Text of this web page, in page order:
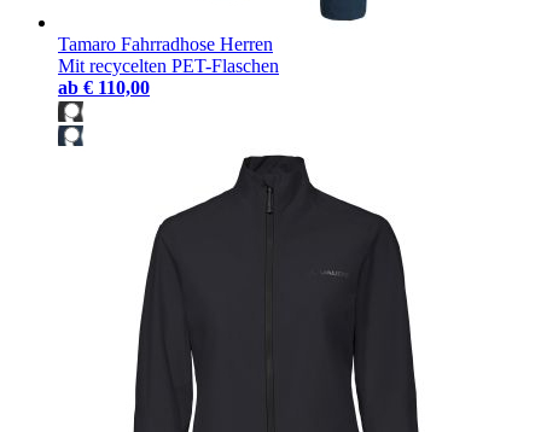
Tamaro Fahrradhose Herren
Mit recycelten PET-Flaschen
ab € 110,00